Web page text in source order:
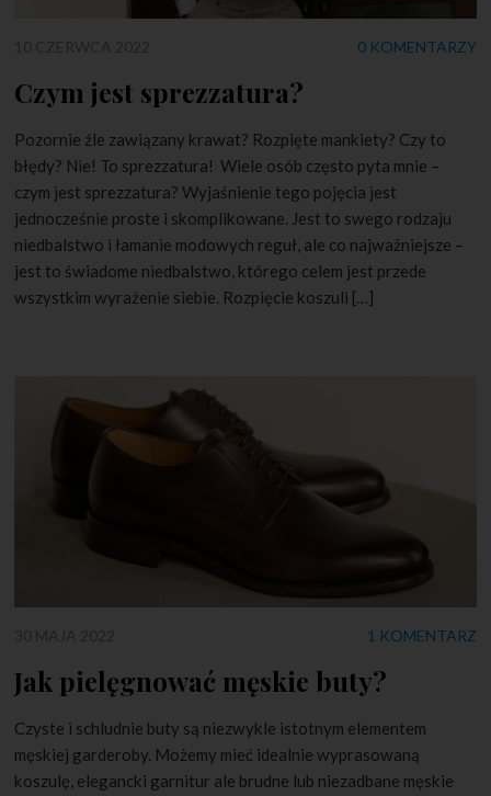
0 KOMENTARZY
Czym jest sprezzatura?
Pozornie źle zawiązany krawat? Rozpięte mankiety? Czy to
błędy? Nie! To sprezzatura! Wiele osób często pyta mnie –
czym jest sprezzatura? Wyjaśnienie tego pojęcia jest
jednocześnie proste i skomplikowane. Jest to swego rodzaju
niedbalstwo i łamanie modowych reguł, ale co najważniejsze –
jest to świadome niedbalstwo, którego celem jest przede
wszystkim wyrażenie siebie. Rozpięcie koszuli […]
1 KOMENTARZ
Jak pielęgnować męskie buty?
Czyste i schludnie buty są niezwykle istotnym elementem
męskiej garderoby. Możemy mieć idealnie wyprasowaną
koszulę, elegancki garnitur ale brudne lub niezadbane męskie